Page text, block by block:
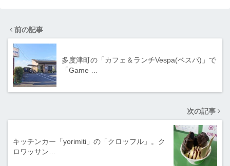
前の記事
多度津町の「カフェ＆ランチVespa(ベスパ)」で
「Game …
次の記事
キッチンカー「yorimiti」の「クロッフル」。ク
ロワッサン…